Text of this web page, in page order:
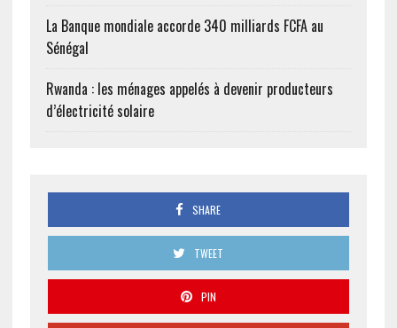
La Banque mondiale accorde 340 milliards FCFA au
Sénégal
Rwanda : les ménages appelés à devenir producteurs
d’électricité solaire
SHARE
TWEET
PIN